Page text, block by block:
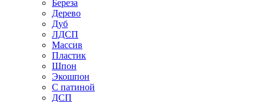
Береза
Дерево
Дуб
ЛДСП
Массив
Пластик
Шпон
Экошпон
С патиной
ДСП